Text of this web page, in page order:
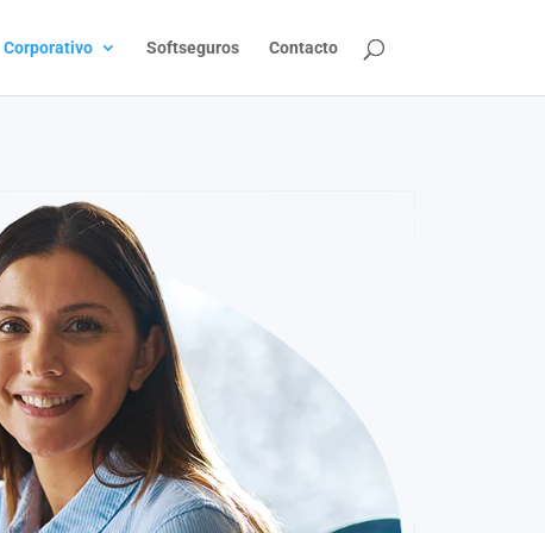
Corporativo Softseguros Contacto